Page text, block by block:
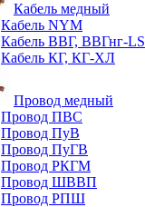
Кабель медный
Кабель NYM
Кабель ВВГ, ВВГнг-LS
Кабель КГ, КГ-ХЛ
Провод медный
Провод ПВС
Провод ПуВ
Провод ПуГВ
Провод РКГМ
Провод ШВВП
Провод РПШ